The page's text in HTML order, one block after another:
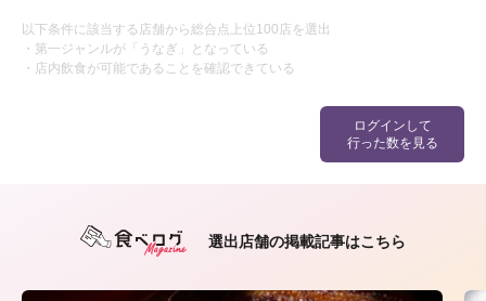
ログインして
行った数を見る
以下条件に該当する店舗から総合点上位100店を選出
・第一ジャンルが「うなぎ」となっている
・店内飲食が可能であることを確認できている
選出店舗の掲載記事はこちら